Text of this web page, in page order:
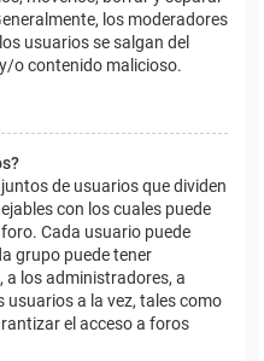
los moderadores
usuarios se salgan del
o contenido malicioso.
de usuarios que dividen
con los cuales puede
Cada usuario puede
grupo puede tener
a los administradores, a
a la vez, tales como
el acceso a foros